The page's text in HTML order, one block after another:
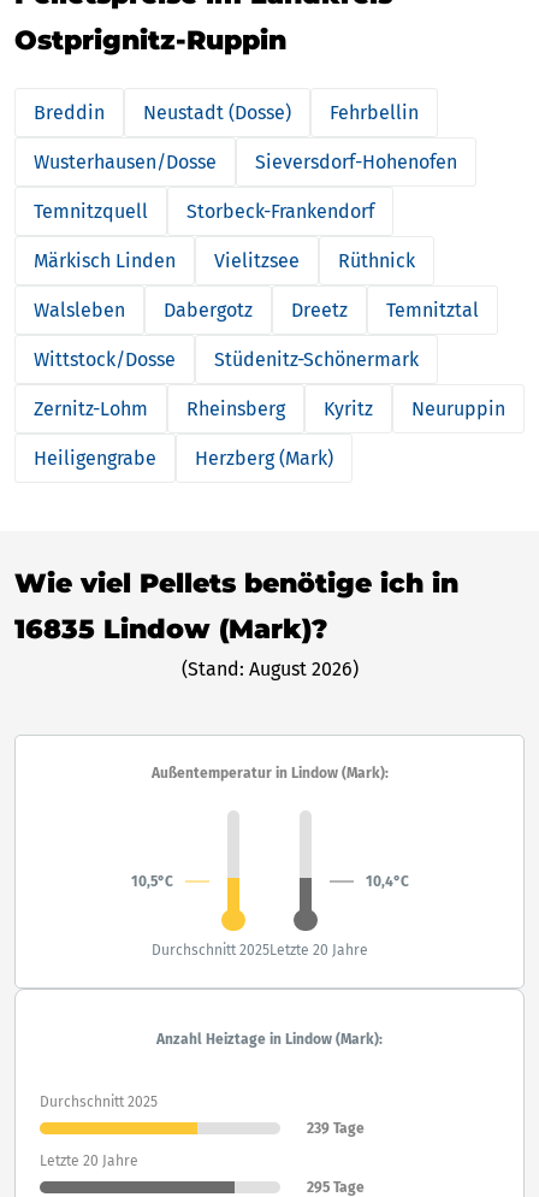
Ostprignitz-Ruppin
Breddin Neustadt (Dosse) Fehrbellin
Wusterhausen/Dosse Sieversdorf-Hohenofen
Temnitzquell Storbeck-Frankendorf
Märkisch Linden Vielitzsee Rüthnick
Walsleben Dabergotz Dreetz Temnitztal
Wittstock/Dosse Stüdenitz-Schönermark
Zernitz-Lohm Rheinsberg Kyritz Neuruppin
Heiligengrabe Herzberg (Mark)
Wie viel Pellets benötige ich in
16835 Lindow (Mark)?
(Stand: August 2026)
Außentemperatur in Lindow (Mark):
10,5°C 10,4°C
Durchschnitt 2025Letzte 20 Jahre
Anzahl Heiztage in Lindow (Mark):
Durchschnitt 2025
239 Tage
Letzte 20 Jahre
295 Tage